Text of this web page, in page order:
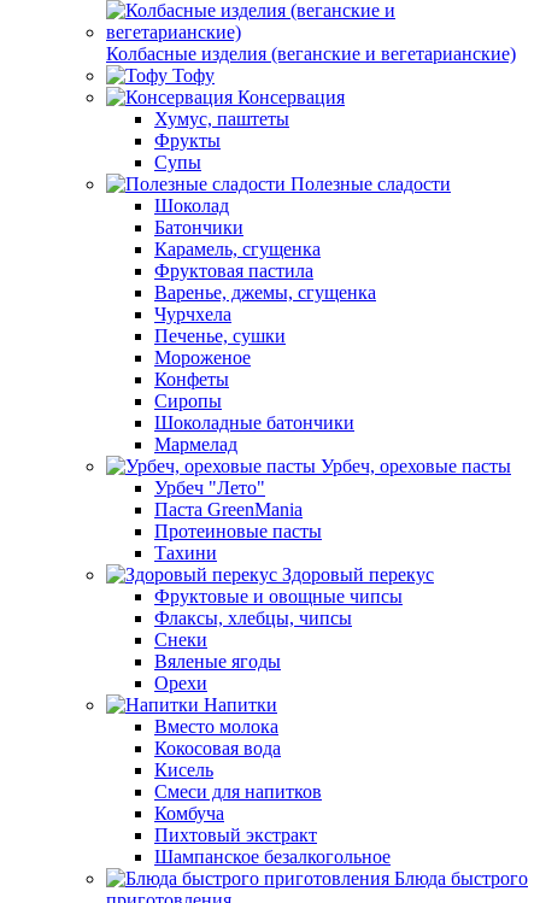
Колбасные изделия (веганские и вегетарианские)
Тофу
Консервация
Хумус, паштеты
Фрукты
Супы
Полезные сладости
Шоколад
Батончики
Карамель, сгущенка
Фруктовая пастила
Варенье, джемы, сгущенка
Чурчхела
Печенье, сушки
Мороженое
Конфеты
Сиропы
Шоколадные батончики
Мармелад
Урбеч, ореховые пасты
Урбеч "Лето"
Паста GreenMania
Протеиновые пасты
Тахини
Здоровый перекус
Фруктовые и овощные чипсы
Флаксы, хлебцы, чипсы
Снеки
Вяленые ягоды
Орехи
Напитки
Вместо молока
Кокосовая вода
Кисель
Смеси для напитков
Комбуча
Пихтовый экстракт
Шампанское безалкогольное
Блюда быстрого